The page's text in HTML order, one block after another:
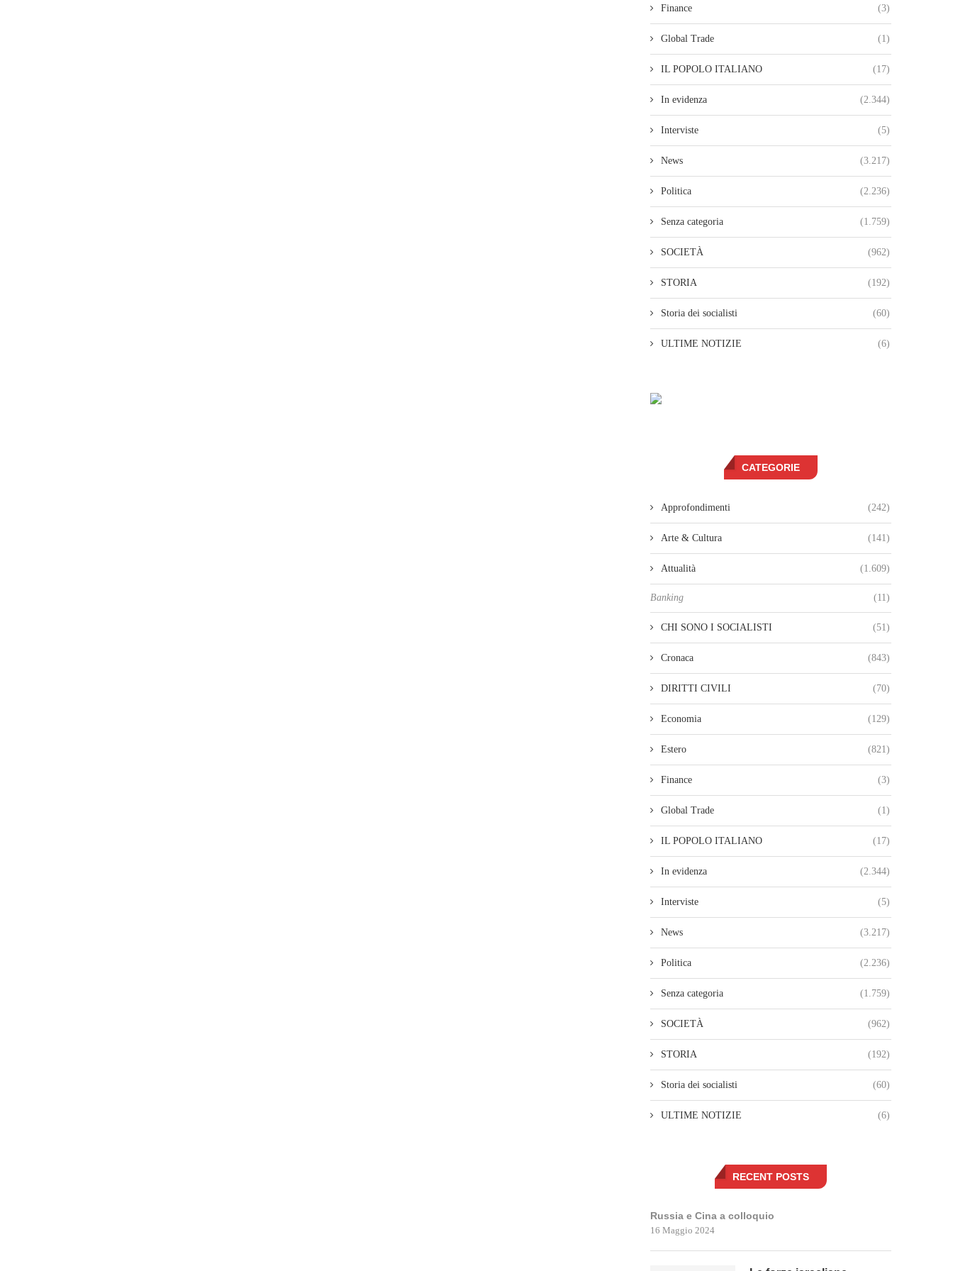
Finance (3)
Global Trade (1)
IL POPOLO ITALIANO (17)
In evidenza (2.344)
Interviste (5)
News (3.217)
Politica (2.236)
Senza categoria (1.759)
SOCIETÀ (962)
STORIA (192)
Storia dei socialisti (60)
ULTIME NOTIZIE (6)
CATEGORIE
Approfondimenti (242)
Arte & Cultura (141)
Attualità (1.609)
Banking (11)
CHI SONO I SOCIALISTI (51)
Cronaca (843)
DIRITTI CIVILI (70)
Economia (129)
Estero (821)
Finance (3)
Global Trade (1)
IL POPOLO ITALIANO (17)
In evidenza (2.344)
Interviste (5)
News (3.217)
Politica (2.236)
Senza categoria (1.759)
SOCIETÀ (962)
STORIA (192)
Storia dei socialisti (60)
ULTIME NOTIZIE (6)
RECENT POSTS
Russia e Cina a colloquio
16 Maggio 2024